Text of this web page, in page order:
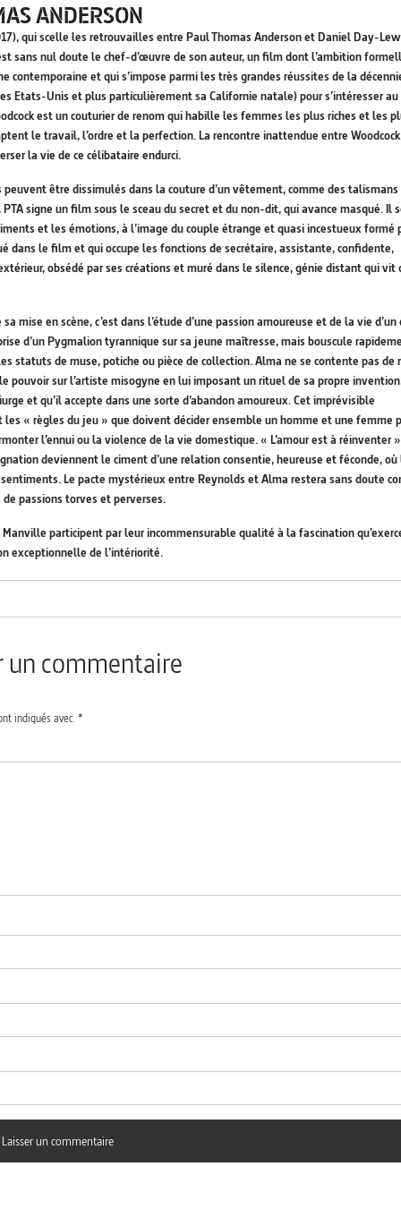
ANDERSON
qui scelle les retrouvailles entre Paul Thomas Anderson et Daniel Day-
sans nul doute le chef-d’œuvre de son auteur, un film dont l’ambition
et qui s’impose parmi les très grandes réussites de la
Etats-Unis et plus particulièrement sa Californie natale) pour s’intéresser
est un couturier de renom qui habille les femmes les plus riches et les
le travail, l’ordre et la perfection. La rencontre inattendue entre
la vie de ce célibataire endurci.
être dissimulés dans la couture d’un vêtement, comme des talismans
signe un film sous le sceau du secret et du non-dit, qui avance masqué. Il
et les émotions, à l’image du couple étrange et quasi incestueux formé
dans le film et qui occupe les fonctions de secrétaire, assistante, confidente,
obsédé par ses créations et muré dans le silence, génie distant qui vit
en scène, c’est dans l’étude d’une passion amoureuse et de la vie d’un
d’un Pygmalion tyrannique sur sa jeune maîtresse, mais bouscule
statuts de muse, potiche ou pièce de collection. Alma ne se contente pas de
pouvoir sur l’artiste misogyne en lui imposant un rituel de sa propre
et qu’il accepte dans une sorte d’abandon amoureux. Cet imprévisible
« règles du jeu » que doivent décider ensemble un homme et une femme
l’ennui ou la violence de la vie domestique. « L’amour est à réinventer »
deviennent le ciment d’une relation consentie, heureuse et féconde, où
Le pacte mystérieux entre Reynolds et Alma restera sans doute
passions torves et perverses.
participent par leur incommensurable qualité à la fascination
exceptionnelle de l’intériorité.
un commentaire
indiqués avec *